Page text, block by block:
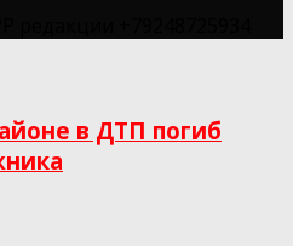
в ДТП погиб